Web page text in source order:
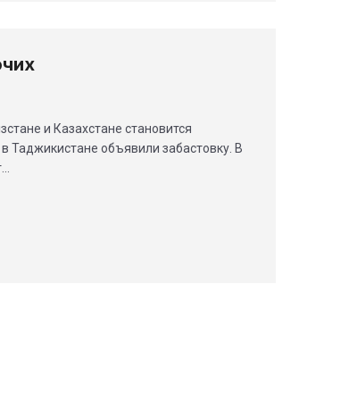
и Казахстане становится
Таджикистане объявили забастовку. В